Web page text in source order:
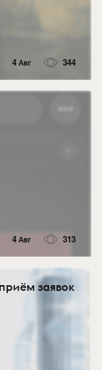
4 Авг 344
4 Авг 313
приём заявок